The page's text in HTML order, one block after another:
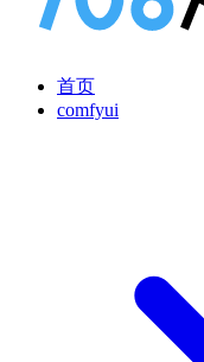
首页
comfyui